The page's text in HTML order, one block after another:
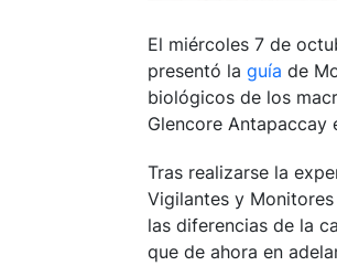
El miércoles 7 de
presentó la guía de
biológicos de los
Glencore Antapaccay
Tras realizarse la
Vigilantes y
las diferencias de la
que de ahora en